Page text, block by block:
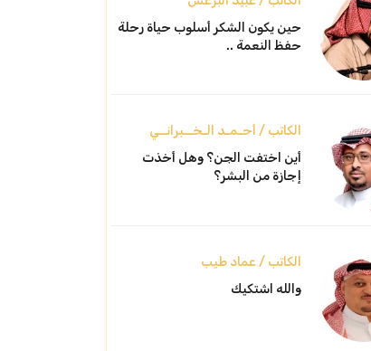
حين يكون الشكر أسلوب حياة رحلة
حفظ النعمة ..
الكاتب / أحـمـد الـخــبرانــي
أين اختفت الجن؟ وهل أخذت
إجازة من البشر؟
الكاتب / عماد طيب
والله اشتكيك